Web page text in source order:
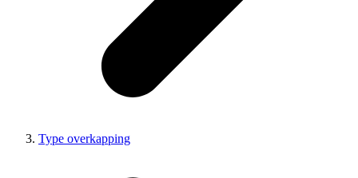
Type overkapping